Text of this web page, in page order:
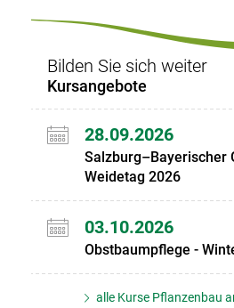
Bilden Sie sich weiter
Kursangebote
28.09.2026
Salzburg–Bayerischer
Weidetag 2026
03.10.2026
Obstbaumpflege -
alle Kurse Pflanzenbau